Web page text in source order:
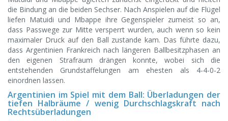
die Bindung an die beiden Sechser. Nach Anspielen auf die Flügel
liefen Matuidi und Mbappe ihre Gegenspieler zumeist so an,
dass Passwege zur Mitte versperrt wurden, auch wenn so kein
maximaler Druck auf den Ball zustande kam. Das führte dazu,
dass Argentinien Frankreich nach längeren Ballbesitzphasen an
den eigenen Strafraum drängen konnte, wobei sich die
entstehenden Grundstaffelungen am ehesten als 4-4-0-2
einordnen lassen.
Argentinien im Spiel mit dem Ball: Überladungen der
tiefen Halbräume / wenig Durchschlagskraft nach
Rechtsüberladungen